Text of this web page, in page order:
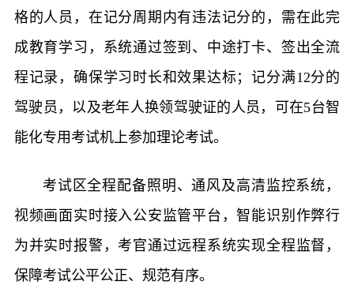
格的人员，在记分周期内有违法记分的，需在此完
成教育学习，系统通过签到、中途打卡、签出全流
程记录，确保学习时长和效果达标；记分满12分的
驾驶员，以及老年人换领驾驶证的人员，可在5台智
能化专用考试机上参加理论考试。
考试区全程配备照明、通风及高清监控系统，
视频画面实时接入公安监管平台，智能识别作弊行
为并实时报警，考官通过远程系统实现全程监督，
保障考试公平公正、规范有序。